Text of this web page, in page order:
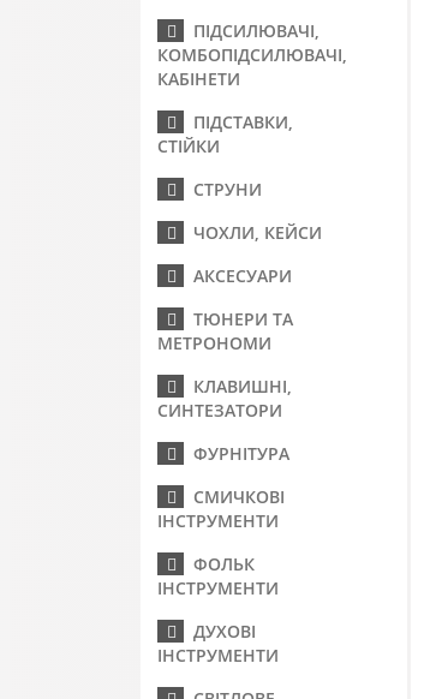
ПІДСИЛЮВАЧІ,
КОМБОПІДСИЛЮВАЧІ,
КАБІНЕТИ
ПІДСТАВКИ,
СТІЙКИ
СТРУНИ
ЧОХЛИ, КЕЙСИ
АКСЕСУАРИ
ТЮНЕРИ ТА
МЕТРОНОМИ
КЛАВИШНІ,
СИНТЕЗАТОРИ
ФУРНІТУРА
СМИЧКОВІ
ІНСТРУМЕНТИ
ФОЛЬК
ІНСТРУМЕНТИ
ДУХОВІ
ІНСТРУМЕНТИ